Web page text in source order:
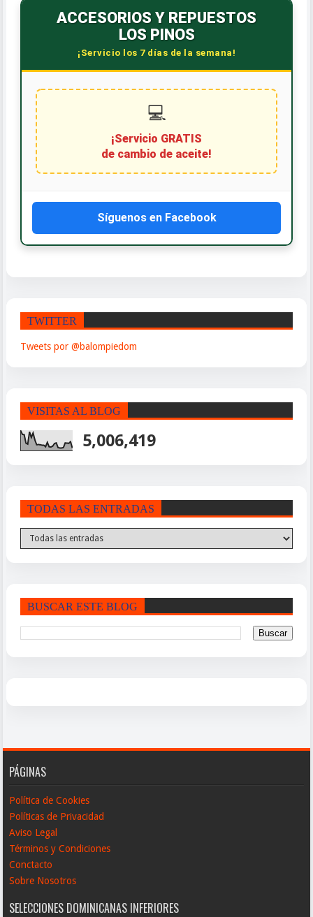
ACCESORIOS Y REPUESTOS
LOS PINOS
¡Servicio los 7 días de la semana!
💻
¡Servicio GRATIS
de cambio de aceite!
Síguenos en Facebook
TWITTER
Tweets por @balompiedom
VISITAS AL BLOG
5,006,419
TODAS LAS ENTRADAS
BUSCAR ESTE BLOG
PÁGINAS
Política de Cookies
Políticas de Privacidad
Aviso Legal
Términos y Condiciones
Conctacto
Sobre Nosotros
SELECCIONES DOMINICANAS INFERIORES